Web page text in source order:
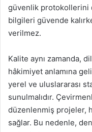
güvenlik protokollerini
bilgileri güvende
verilmez.
Kalite aynı zamanda,
hâkimiyet anlamına
yerel ve uluslararası
sunulmalıdır.
düzenlenmiş projeler,
sağlar. Bu nedenle,